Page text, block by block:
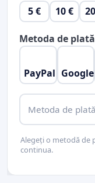
5 € 10 €
Metoda de plată
PayPal
Metoda de plată
Alegeți o metodă de
continua.